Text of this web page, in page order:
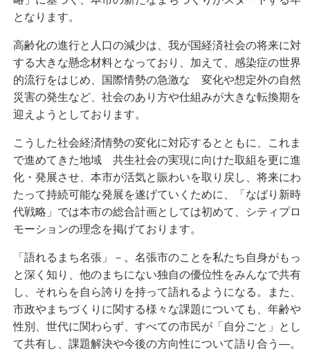
となります。
高齢化の進行と人口の減少は、我が国経済社会の将来に対
する大きな懸念材料となっており、加えて、感染症の世界
的流行をはじめ、国際情勢の急激な 変化や想定外の自然
災害の発生など、社会のあり方や仕組みが大きな転換期を
迎えようとしております。
こうした社会経済情勢の変化に対応するとともに、これま
で進めてきた地域 共生社会の実現に向けた取組を更に進
化・発展させ、本市が活気と賑わいを取り戻し、将来にわ
たって持続可能な発展を遂げていくために、「なばり新時
代戦略」では本市の総合計画としては初めて、シティプロ
モーションの理念を掲げております。
「語れるまち名張」－。名張市のことを私たち自身がもっ
と深く知り、他のまちにない独自の優位性をみんなで共有
し、それらを自ら誇りを持って語れるようになる。また、
市政やまちづくりに関する様々な課題についても、年齢や
性別、世代に関わらず、すべての市民が「自分ごと」とし
て共有し、課題解決や今後の方向性について語り合う―。